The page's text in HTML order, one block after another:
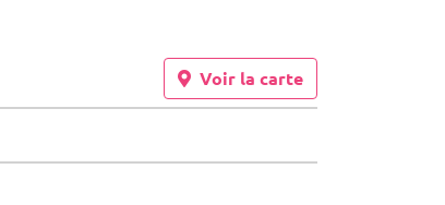
Voir la carte